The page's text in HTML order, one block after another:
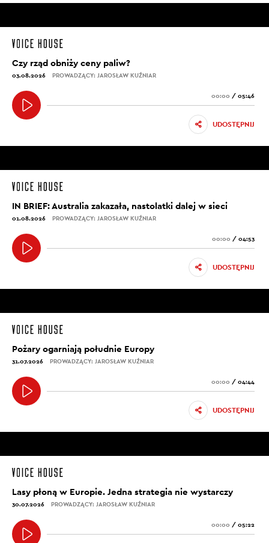
Czy rząd obniży ceny paliw?
03.08.2026 PROWADZĄCY: JAROSŁAW KUŹNIAR
00:00 / 05:46
UDOSTĘPNIJ
IN BRIEF: Australia zakazała, nastolatki dalej w sieci
01.08.2026 PROWADZĄCY: JAROSŁAW KUŹNIAR
00:00 / 04:53
UDOSTĘPNIJ
Pożary ogarniają południe Europy
31.07.2026 PROWADZĄCY: JAROSŁAW KUŹNIAR
00:00 / 04:44
UDOSTĘPNIJ
Lasy płoną w Europie. Jedna strategia nie wystarczy
30.07.2026 PROWADZĄCY: JAROSŁAW KUŹNIAR
00:00 / 05:22